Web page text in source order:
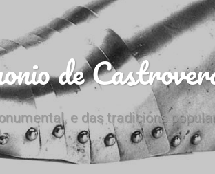
de
e das tradicións